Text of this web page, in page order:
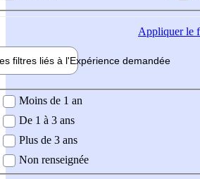
Appliquerle
filtres liés à l'Expérience demandée
demandée
Moins de 1 an
De 1 à 3 ans
Plus de 3 ans
Non renseignée